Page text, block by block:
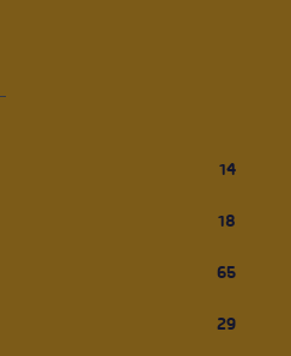
14
18
65
29